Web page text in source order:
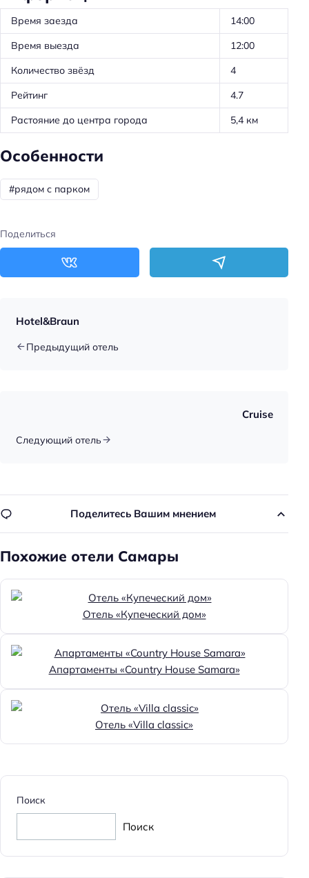
Время заезда
14:00
Время выезда
12:00
Количество звёзд
4
Рейтинг
4.7
Растояние до центра города
5,4 км
Особенности
#рядом с парком
Поделиться
Hotel&Braun
Предыдущий отель
Cruise
Следующий отель
Поделитесь Вашим мнением
Похожие отели Самары
Отель «Купеческий дом»
Апартаменты «Country House Samara»
Отель «Villa classic»
Поиск
Поиск